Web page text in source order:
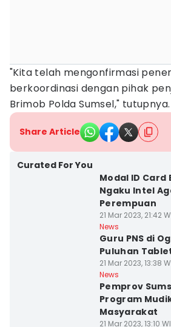
"Kita telah mengonfirmasi
berkoordinasi dengan pihak
Brimob Polda Sumsel," tutupnya.
Share Article
Curated For You
Modal ID Card
Ngaku Intel
Perempuan
21 Mar 2023, 21:42
News
Guru PNS di
Puluhan
21 Mar 2023, 13:38
News
Pemprov
Program
Masyarakat
21 Mar 2023, 13:10